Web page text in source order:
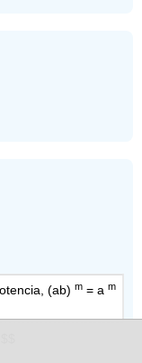
(ab) m = a m